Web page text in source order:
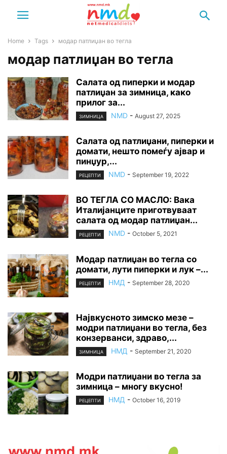
Home Tags модар патлиџан во тегла
модар патлиџан во тегла
Салата од пиперки и модар
патлиџан за зимница, како
прилог за...
ЗИМНИЦА NMD - August 27, 2025
Салата од патлиџани, пиперки и
домати, нешто помеѓу ајвар и
пинџур,...
РЕЦЕПТИ NMD - September 19, 2022
ВО ТЕГЛА СО МАСЛО: Вака
Италијанците приготвуваат
салата од модар патлиџан...
РЕЦЕПТИ NMD - October 5, 2021
Модар патлиџан во тегла со
домати, лути пиперки и лук –...
РЕЦЕПТИ НМД - September 28, 2020
Највкусното зимско мезе –
модри патлиџани во тегла, без
конзерванси, здраво,...
ЗИМНИЦА НМД - September 21, 2020
Модри патлиџани во тегла за
зимница – многу вкусно!
РЕЦЕПТИ НМД - October 16, 2019